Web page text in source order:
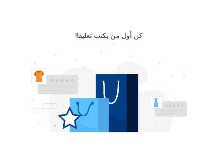
كن أول من يكتب تعليقا!